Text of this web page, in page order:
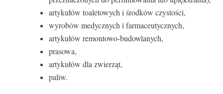
artykułów toaletowych i środków czystości,
wyrobów medycznych i farmaceutycznych,
artykułów remontowo-budowlanych,
prasowa,
artykułów dla zwierząt,
paliw.